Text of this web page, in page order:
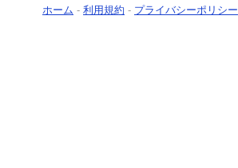
ホーム - 利用規約 - プライバシーポリシー